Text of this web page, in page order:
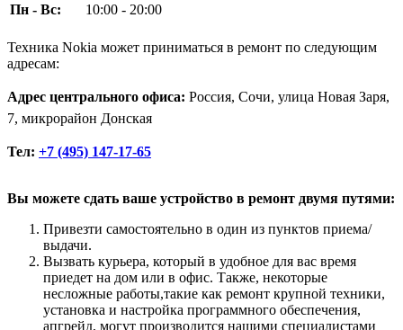
Пн - Вс:
10:00 - 20:00
Техника Nokia может приниматься в ремонт по следующим
адресам:
Адрес центрального офиса: Россия, Сочи, улица Новая Заря,
7, микрорайон Донская
Тел: +7 (495) 147-17-65
Вы можете сдать ваше устройство в ремонт двумя путями:
Привезти самостоятельно в один из пунктов приема/
выдачи.
Вызвать курьера, который в удобное для вас время
приедет на дом или в офис. Также, некоторые
несложные работы,такие как ремонт крупной техники,
установка и настройка программного обеспечения,
апгрейд, могут производится нашими специалистами